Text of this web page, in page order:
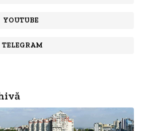
YOUTUBE
TELEGRAM